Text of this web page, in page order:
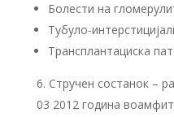
Болести на
Тубуло-
Трансплантациска
Стручен состанок –
03 2012 година